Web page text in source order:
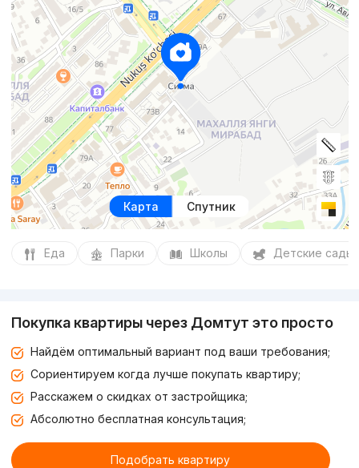
Карта Спутник
Еда Парки Школы Детские сады
Покупка квартиры через Домтут это просто
Найдём оптимальный вариант под ваши требования;
Сориентируем когда лучше покупать квартиру;
Расскажем о скидках от застройщика;
Абсолютно бесплатная консультация;
Подобрать квартиру